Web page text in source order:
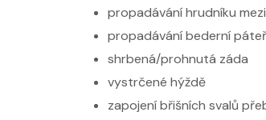
propadávání hrudníku
propadávání bederní
shrbená/prohnutá záda
vystrčené hýždě
zapojení břišních svalů